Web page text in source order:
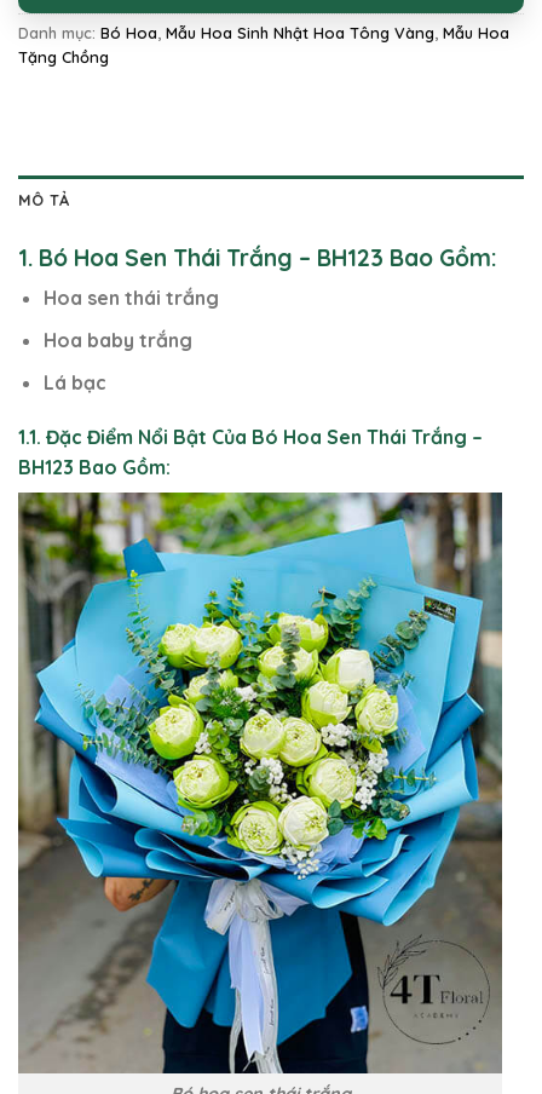
Danh mục: Bó Hoa Mẫu Hoa Sinh Nhật Hoa Tông Vàng Mẫu Hoa
Tặng Chồng
MÔ TẢ
1. Bó Hoa Sen Thái Trắng – BH123 Bao Gồm:
Hoa sen thái trắng
Hoa baby trắng
Lá bạc
1.1. Đặc Điểm Nổi Bật Của Bó Hoa Sen Thái Trắng –
BH123 Bao Gồm: